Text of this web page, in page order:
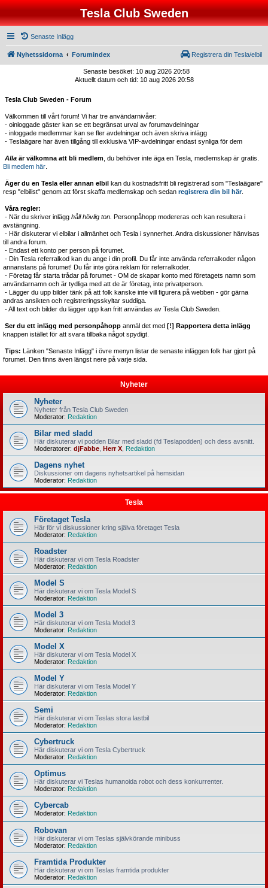
Tesla Club Sweden
Senaste Inlägg
Nyhetssidorna Forumindex Registrera din Tesla/elbil
Senaste besöket: 10 aug 2026 20:58
Aktuellt datum och tid: 10 aug 2026 20:58
Tesla Club Sweden - Forum
Välkommen till vårt forum! Vi har tre användarnivåer:
- oinloggade gäster kan se ett begränsat urval av forumavdelningar
- inloggade medlemmar kan se fler avdelningar och även skriva inlägg
- Teslaägare har även tillgång till exklusiva VIP-avdelningar endast synliga för dem
Alla är välkomna att bli medlem , du behöver inte äga en Tesla, medlemskap är gratis.
Bli medlem här
Äger du en Tesla eller annan elbil kan du kostnadsfritt bli registrerad som "Teslaägare"
resp "elbilist" genom att först skaffa medlemskap och sedan registrera din bil här.
Våra regler:
- När du skriver inlägg håll hövlig ton. Personpåhopp modereras och kan resultera i
avstängning.
- Här diskuterar vi elbilar i allmänhet och Tesla i synnerhet. Andra diskussioner hänvisas
till andra forum.
- Endast ett konto per person på forumet.
- Din Tesla referralkod kan du ange i din profil. Du får inte använda referralkoder någon
annanstans på forumet! Du får inte göra reklam för referralkoder.
- Företag får starta trådar på forumet - OM de skapar konto med företagets namn som
användarnamn och är tydliga med att de är företag, inte privatperson.
- Lägger du upp bilder tänk på att folk kanske inte vill figurera på webben - gör gärna
andras ansikten och registreringsskyltar suddiga.
- All text och bilder du lägger upp kan fritt användas av Tesla Club Sweden.
Ser du ett inlägg med personpåhopp anmäl det med [!] Rapportera detta inlägg
knappen istället för att svara tillbaka något spydigt.
Tips: Länken "Senaste Inlägg" i övre menyn listar de senaste inläggen folk har gjort på
forumet. Den finns även längst nere på varje sida.
Nyheter
Nyheter
Nyheter från Tesla Club Sweden
Moderator: Redaktion
Bilar med sladd
Här diskuterar vi podden Bilar med sladd (fd Teslapodden) och dess avsnitt.
Moderatorer: djFabbe Herr X Redaktion
Dagens nyhet
Diskussioner om dagens nyhetsartikel på hemsidan
Moderator: Redaktion
Tesla
Företaget Tesla
Här för vi diskussioner kring själva företaget Tesla
Moderator: Redaktion
Roadster
Här diskuterar vi om Tesla Roadster
Moderator: Redaktion
Model S
Här diskuterar vi om Tesla Model S
Moderator: Redaktion
Model 3
Här diskuterar vi om Tesla Model 3
Moderator: Redaktion
Model X
Här diskuterar vi om Tesla Model X
Moderator: Redaktion
Model Y
Här diskuterar vi om Tesla Model Y
Moderator: Redaktion
Semi
Här diskuterar vi om Teslas stora lastbil
Moderator: Redaktion
Cybertruck
Här diskuterar vi om Tesla Cybertruck
Moderator: Redaktion
Optimus
Här diskuterar vi Teslas humanoida robot och dess konkurrenter.
Moderator: Redaktion
Cybercab
Moderator: Redaktion
Robovan
Här diskuterar vi om Teslas självkörande minibuss
Moderator: Redaktion
Framtida Produkter
Här diskuterar vi om Teslas framtida produkter
Moderator: Redaktion